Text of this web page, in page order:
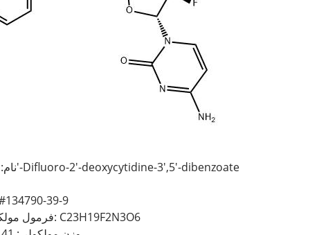
نام: 2',2'-Difluoro-2'-deoxycytidine-3',5'-dibenzoate
39-9
فرمول مولکولی: C23H19F2N3O6